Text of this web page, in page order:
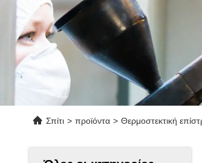
Σπίτι > προϊόντα > Θερμοστεκτική